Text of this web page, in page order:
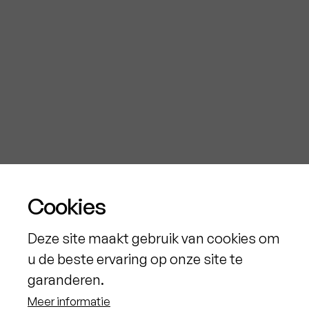
Cookies
Deze site maakt gebruik van cookies om
u de beste ervaring op onze site te
garanderen.
Meer informatie